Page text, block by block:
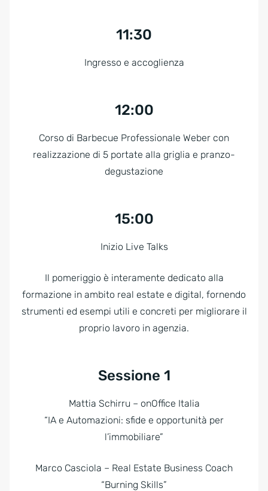
11:30
Ingresso e accoglienza
12:00
Corso di Barbecue Professionale Weber con
realizzazione di 5 portate alla griglia e pranzo-
degustazione
15:00
Inizio Live Talks
Il pomeriggio è interamente dedicato alla
formazione in ambito real estate e digital, fornendo
strumenti ed esempi utili e concreti per migliorare il
proprio lavoro in agenzia.
Sessione 1
Mattia Schirru – onOffice Italia
“IA e Automazioni: sfide e opportunità per
l’immobiliare”
Marco Casciola – Real Estate Business Coach
“Burning Skills”